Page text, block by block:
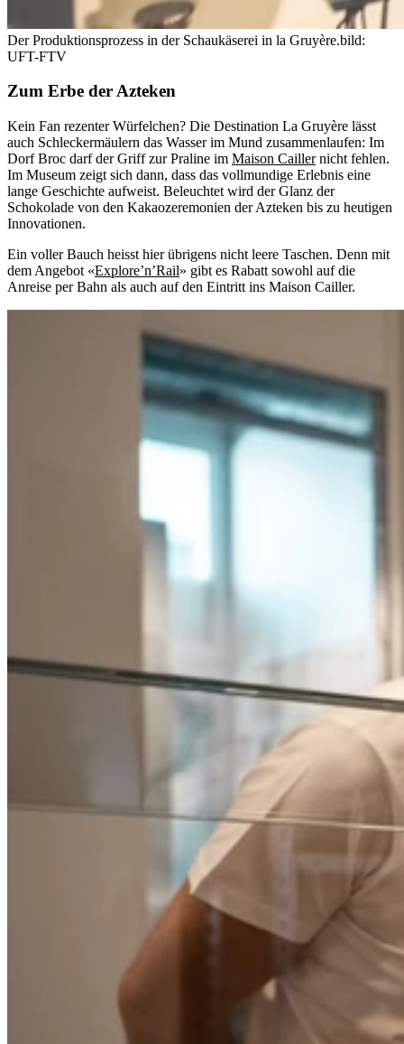
Der Produktionsprozess in der Schaukäserei in la Gruyère.bild:
UFT-FTV
Zum Erbe der Azteken
Kein Fan rezenter Würfelchen? Die Destination La Gruyère lässt
auch Schleckermäulern das Wasser im Mund zusammenlaufen: Im
Dorf Broc darf der Griff zur Praline im Maison Caillernicht fehlen.
Im Museum zeigt sich dann, dass das vollmundige Erlebnis eine
lange Geschichte aufweist. Beleuchtet wird der Glanz der
Schokolade von den Kakaozeremonien der Azteken bis zu heutigen
Innovationen.
Ein voller Bauch heisst hier übrigens nicht leere Taschen. Denn mit
dem Angebot «Explore’n’Rail» gibt es Rabatt sowohl auf die
Anreise per Bahn als auch auf den Eintritt ins Maison Cailler.